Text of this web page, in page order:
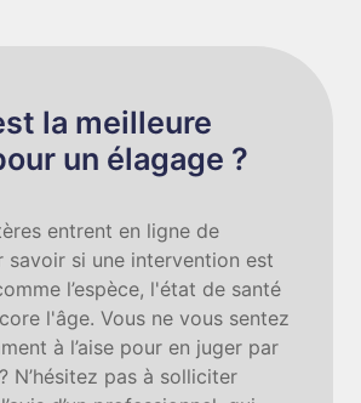
la meilleure
un élagage ?
entrent en ligne de
savoir si une intervention est
l’espèce, l'état de santé
l'âge. Vous ne vous sentez
à l’aise pour en juger par
N’hésitez pas à solliciter